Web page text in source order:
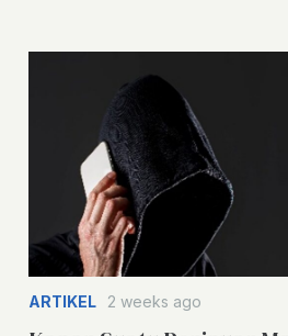
ARTIKEL 2 weeks ago